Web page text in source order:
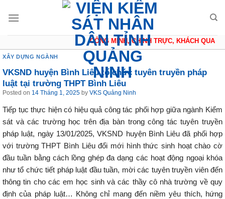
CÔNG MINH, CHÍNH TRỰC, KHÁCH QUAN,
XÂY DỰNG NGÀNH
VKSND huyện Bình Liêu tổ chức tuyên truyền pháp
luật tại trường THPT Bình Liêu
Posted on 14 Tháng 1, 2025 by VKS Quảng Ninh
Tiếp tục thực hiện có hiệu quả công tác phối hợp giữa ngành Kiểm
sát và các trường học trên địa bàn trong công tác tuyên truyền
pháp luật, ngày 13/01/2025, VKSND huyện Bình Liêu đã phối hợp
với trường THPT Bình Liêu đổi mới hình thức sinh hoạt chào cờ
đầu tuần bằng cách lồng ghép đa dạng các hoạt động ngoại khóa
như tổ chức tiết pháp luật đầu tuần, mời các tuyên truyền viên đến
thông tin cho các em học sinh và các thầy cô nhà trường về quy
định của pháp luật… Không chỉ mang đến niềm yêu thích, hứng